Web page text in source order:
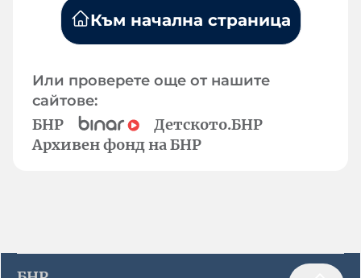
Към начална страница
Или проверете още от нашите
сайтове:
БНР
Детското.БНР
Архивен фонд на БНР